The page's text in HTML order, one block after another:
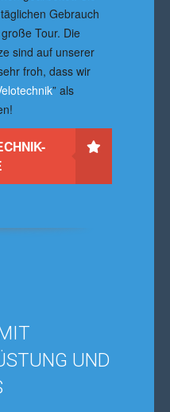
Gebrauch
Tour. Die
sind auf unserer
froh, dass wir
” als
UND